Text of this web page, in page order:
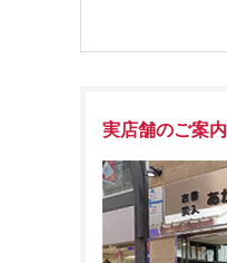
実店舗のご案内